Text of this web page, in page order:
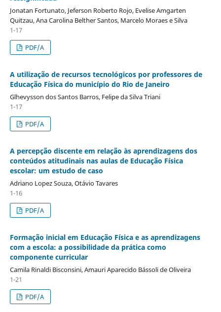
Jonatan Fortunato, Jeferson Roberto Rojo, Evelise Amgarten
Quitzau, Ana Carolina Belther Santos, Marcelo Moraes e Silva
1-17
PDF/A
A utilização de recursos tecnológicos por professores de
Educação Física do município do Rio de Janeiro
Glhevysson dos Santos Barros, Felipe da Silva Triani
1-17
PDF/A
A percepção discente em relação às aprendizagens dos
conteúdos atitudinais nas aulas de Educação Física
escolar: um estudo de caso
Adriano Lopez Souza, Otávio Tavares
1-16
PDF/A
Formação inicial em Educação Física e as aprendizagens
com a escola: a possibilidade da prática como
componente curricular
Camila Rinaldi Bisconsini, Amauri Aparecido Bássoli de Oliveira
1-21
PDF/A